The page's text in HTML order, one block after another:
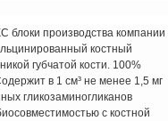
производства компании
костный
губчатой кости. 100%
в 1 см³ не менее 1,5 мг
гликозаминогликанов
с костной